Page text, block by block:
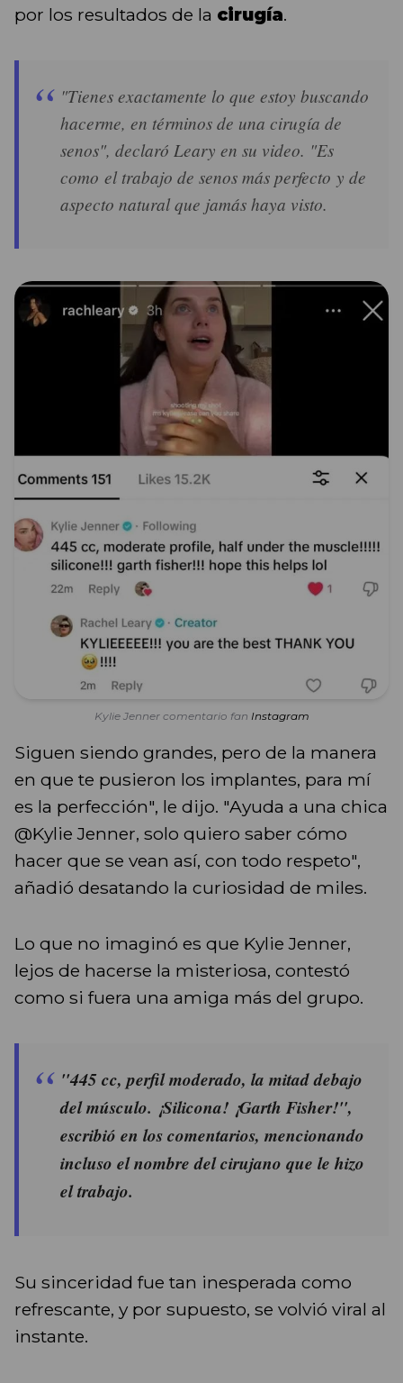
por los resultados de la cirugía.
"Tienes exactamente lo que estoy buscando
hacerme, en términos de una cirugía de
senos", declaró Leary en su video. "Es
como el trabajo de senos más perfecto y de
aspecto natural que jamás haya visto.
Kylie Jenner comentario fan Instagram
Siguen siendo grandes, pero de la manera
en que te pusieron los implantes, para mí
es la perfección", le dijo. "Ayuda a una chica
@Kylie Jenner, solo quiero saber cómo
hacer que se vean así, con todo respeto",
añadió desatando la curiosidad de miles.
Lo que no imaginó es que Kylie Jenner,
lejos de hacerse la misteriosa, contestó
como si fuera una amiga más del grupo.
"445 cc, perfil moderado, la mitad debajo
del músculo. ¡Silicona! ¡Garth Fisher!",
escribió en los comentarios, mencionando
incluso el nombre del cirujano que le hizo
el trabajo.
Su sinceridad fue tan inesperada como
refrescante, y por supuesto, se volvió viral al
instante.